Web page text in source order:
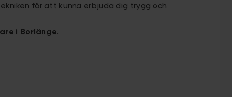
för att kunna erbjuda dig trygg och
i Borlänge.